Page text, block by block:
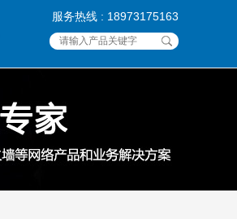
服务热线 : 18973175163